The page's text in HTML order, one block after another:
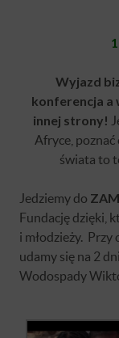
Wyjazd
konferencja a
innej strony!
Afryce, poznać
świata to
Jedziemy do
Fundację dzięki,
i młodzieży.
udamy się na 2
Wodospady